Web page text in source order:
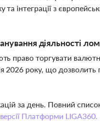
та інтеграції з
діяльності
право торгувати
року, що дозволить
за день. Повний
Платформи LIGA360.